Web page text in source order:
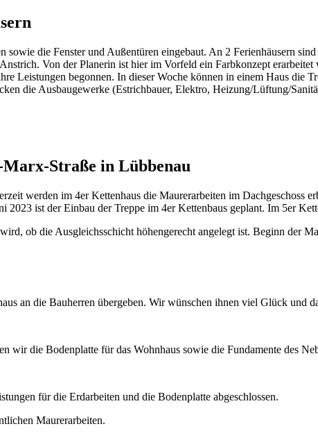
sowie die Fenster und Außentüren eingebaut. An 2 Ferienhäusern
Von der Planerin ist hier im Vorfeld ein Farbkonzept
Leistungen begonnen. In dieser Woche können in einem Haus die
die Ausbaugewerke (Estrichbauer, Elektro, Heizung/Lüftung/
Straße in Lübbenau
werden im 4er Kettenhaus die Maurerarbeiten im Dachgeschoss
2023 ist der Einbau der Treppe im 4er Kettenbaus geplant. Im 5er
ob die Ausgleichsschicht höhengerecht angelegt ist. Beginn der
an die Bauherren übergeben. Wir wünschen ihnen viel Glück und
wir die Bodenplatte für das Wohnhaus sowie die Fundamente des
für die Erdarbeiten und die Bodenplatte abgeschlossen.
Maurerarbeiten.